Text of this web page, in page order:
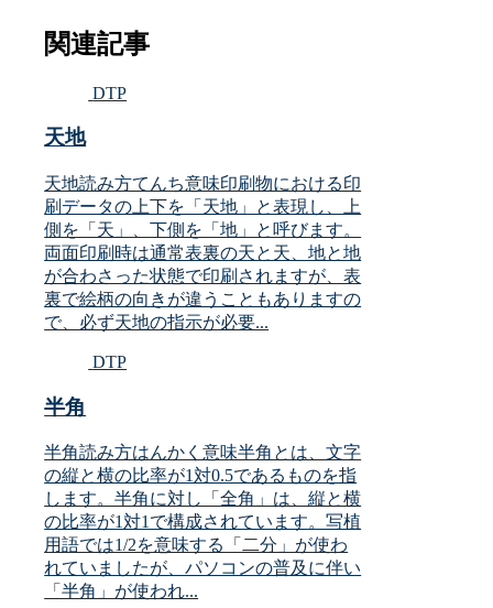
関連記事
DTP
天地
天地読み方てんち意味印刷物における印
刷データの上下を「天地」と表現し、上
側を「天」、下側を「地」と呼びます。
両面印刷時は通常表裏の天と天、地と地
が合わさった状態で印刷されますが、表
裏で絵柄の向きが違うこともありますの
で、必ず天地の指示が必要...
DTP
半角
半角読み方はんかく意味半角とは、文字
の縦と横の比率が1対0.5であるものを指
します。半角に対し「全角」は、縦と横
の比率が1対1で構成されています。写植
用語では1/2を意味する「二分」が使わ
れていましたが、パソコンの普及に伴い
「半角」が使われ...